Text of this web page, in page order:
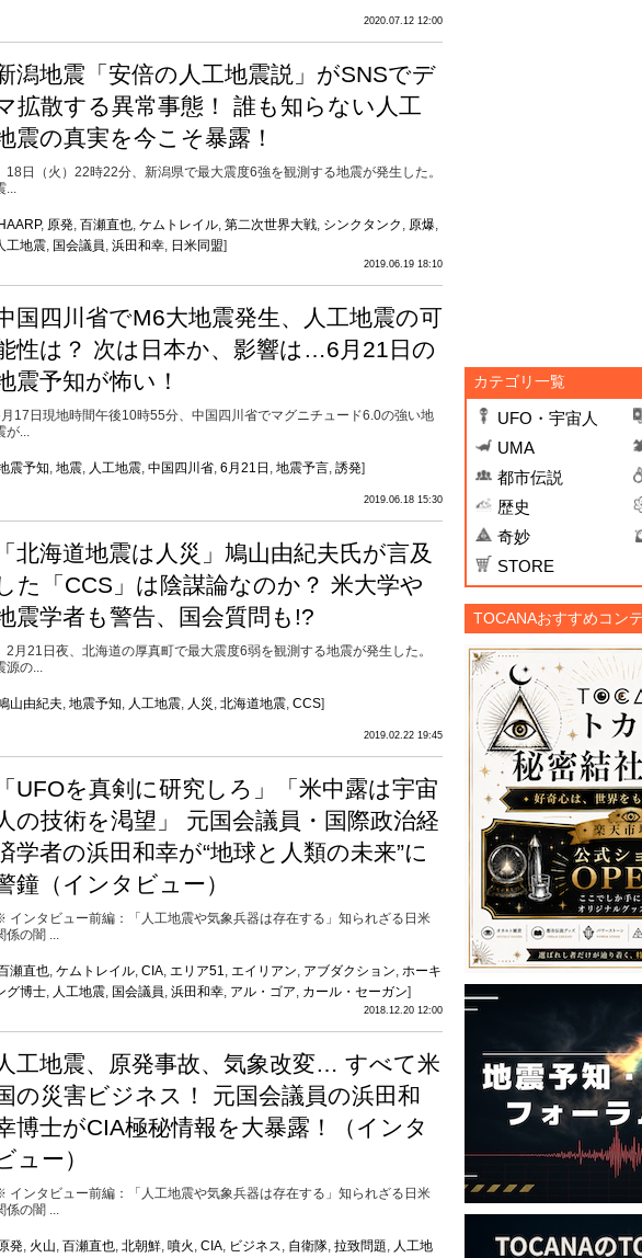
2020.07.12 12:00
潟地震「安倍の人工地震説」がSNSでデ
拡散する異常事態！ 誰も知らない人工
震の真実を今こそ暴露！
日（火）22時22分、新潟県で最大震度6強を観測する地震が発生した。
...
, 原発, 百瀬直也, ケムトレイル, 第二次世界大戦, シンクタンク , 原爆,
工地震, 国会議員, 浜田和幸, 日米同盟]
2019.06.19 18:10
国四川省でM6大地震発生、人工地震の可
性は？ 次は日本か、影響は…6月21日の
震予知が怖い！
17日現地時間午後10時55分、中国四川省でマグニチュード6.0の強い地
が...
震予知, 地震, 人工地震, 中国四川省, 6月21日 , 地震予言, 誘発]
2019.06.18 15:30
北海道地震は人災」鳩山由紀夫氏が言及
た「CCS」は陰謀論なのか？ 米大学や
震学者も警告、国会質問も!?
21日夜、北海道の厚真町で最大震度6弱を観測する地震が発生した。
源の...
山由紀夫, 地震予知, 人工地震, 人災 , 北海道地震, CCS]
2019.02.22 19:45
UFOを真剣に研究しろ」「米中露は宇宙
の技術を渇望」 元国会議員・国際政治経
学者の浜田和幸が“地球と人類の未来”に
鐘（インタビュー）
インタビュー前編：「人工地震や気象兵器は存在する」知られざる日米
係の闇 ...
瀬直也, ケムトレイル, CIA, エリア51, エイリアン, アブダクション, ホーキ
グ博士, 人工地震, 国会議員, 浜田和幸, アル・ゴア, カール・セーガン]
2018.12.20 12:00
工地震、原発事故、気象改変… すべて米
の災害ビジネス！ 元国会議員の浜田和
博士がCIA極秘情報を大暴露！（インタ
ュー）
インタビュー前編：「人工地震や気象兵器は存在する」知られざる日米
係の闇 ...
発, 火山, 百瀬直也, 北朝鮮, 噴火 , CIA, ビジネス, 自衛隊, 拉致問題, 人工地
カテゴリ一覧
UFO・宇宙人
UMA
都市伝説
歴史
奇妙
STORE
TOCANAおすすめコン